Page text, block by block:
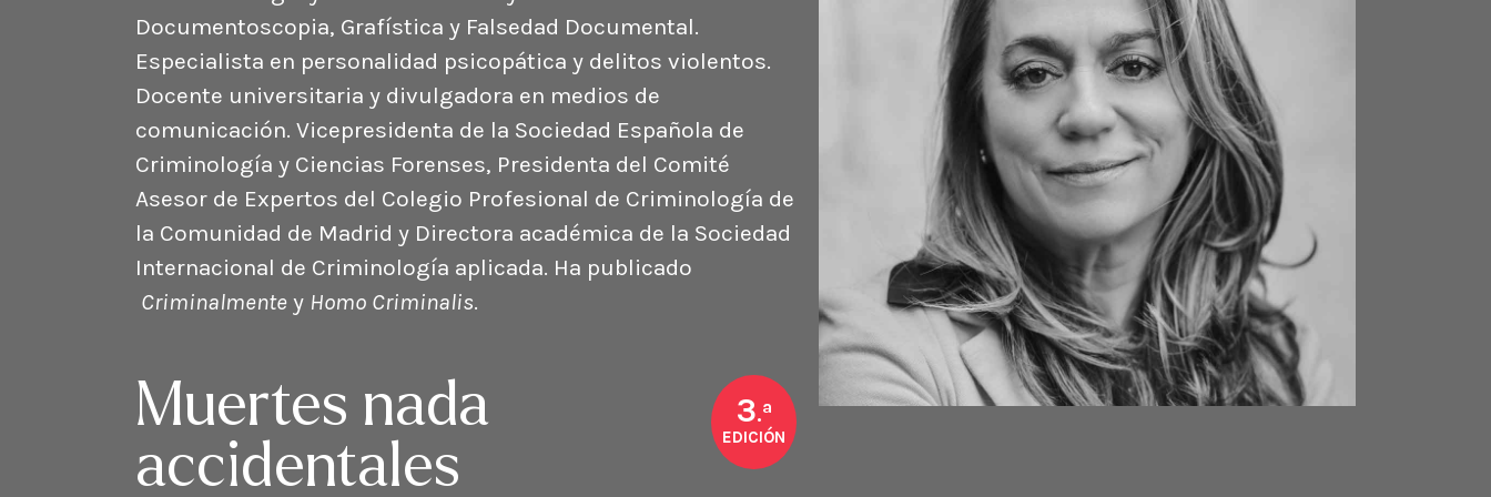
Documentoscopia, Grafística y Falsedad Documental.
Especialista en personalidad psicopática y delitos violentos.
Docente universitaria y divulgadora en medios de
comunicación. Vicepresidenta de la Sociedad Española de
Criminología y Ciencias Forenses, Presidenta del Comité
Asesor de Expertos del Colegio Profesional de Criminología de
la Comunidad de Madrid y Directora académica de la Sociedad
Internacional de Criminología aplicada. Ha publicado
Criminalmente y Homo Criminalis.
Muertes nada
accidentales
3.a
EDICIÓN